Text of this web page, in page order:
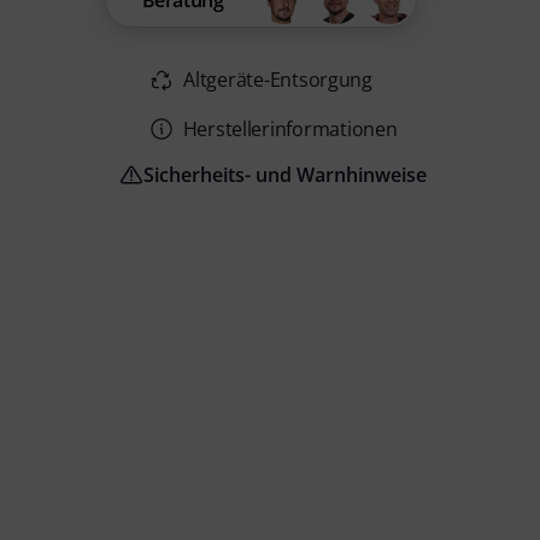
Altgeräte-Entsorgung
Herstellerinformationen
Sicherheits- und Warnhinweise